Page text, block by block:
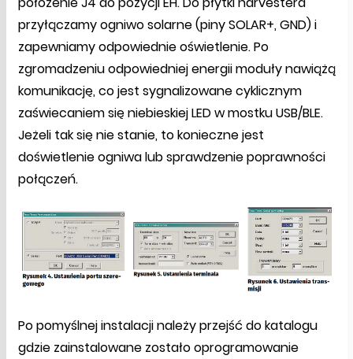
przyłączamy ogniwo solarne (piny SOLAR+, GND) i
zapewniamy odpowiednie oświetlenie. Po
zgromadzeniu odpowiedniej energii moduły nawiążą
komunikację, co jest sygnalizowane cyklicznym
zaświecaniem się niebieskiej LED w mostku USB/BLE.
Jeżeli tak się nie stanie, to konieczne jest
doświetlenie ogniwa lub sprawdzenie poprawności
połączeń.
Po pomyślnej instalacji należy przejść do katalogu
gdzie zainstalowane zostało oprogramowanie